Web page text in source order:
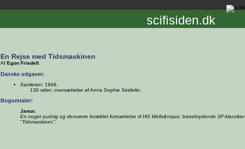
En Rejse med Tidsmaskinen
Af Egon Friedell
Danske udgaver:
Samleren; 1946.
130 sider; oversættelse af Anna Sophie Seidelin;
Bogomtaler:
Janus:
En noget pudsig og desværre forældet fortsættelse til HG Wells&rsquo; banebrydende SF-klassiker
"Tidsmaskinen".
scifisiden.dk